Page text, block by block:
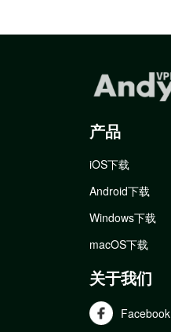
产品
iOS下载
Android下载
Windows下载
macOS下载
关于我们
Facebook